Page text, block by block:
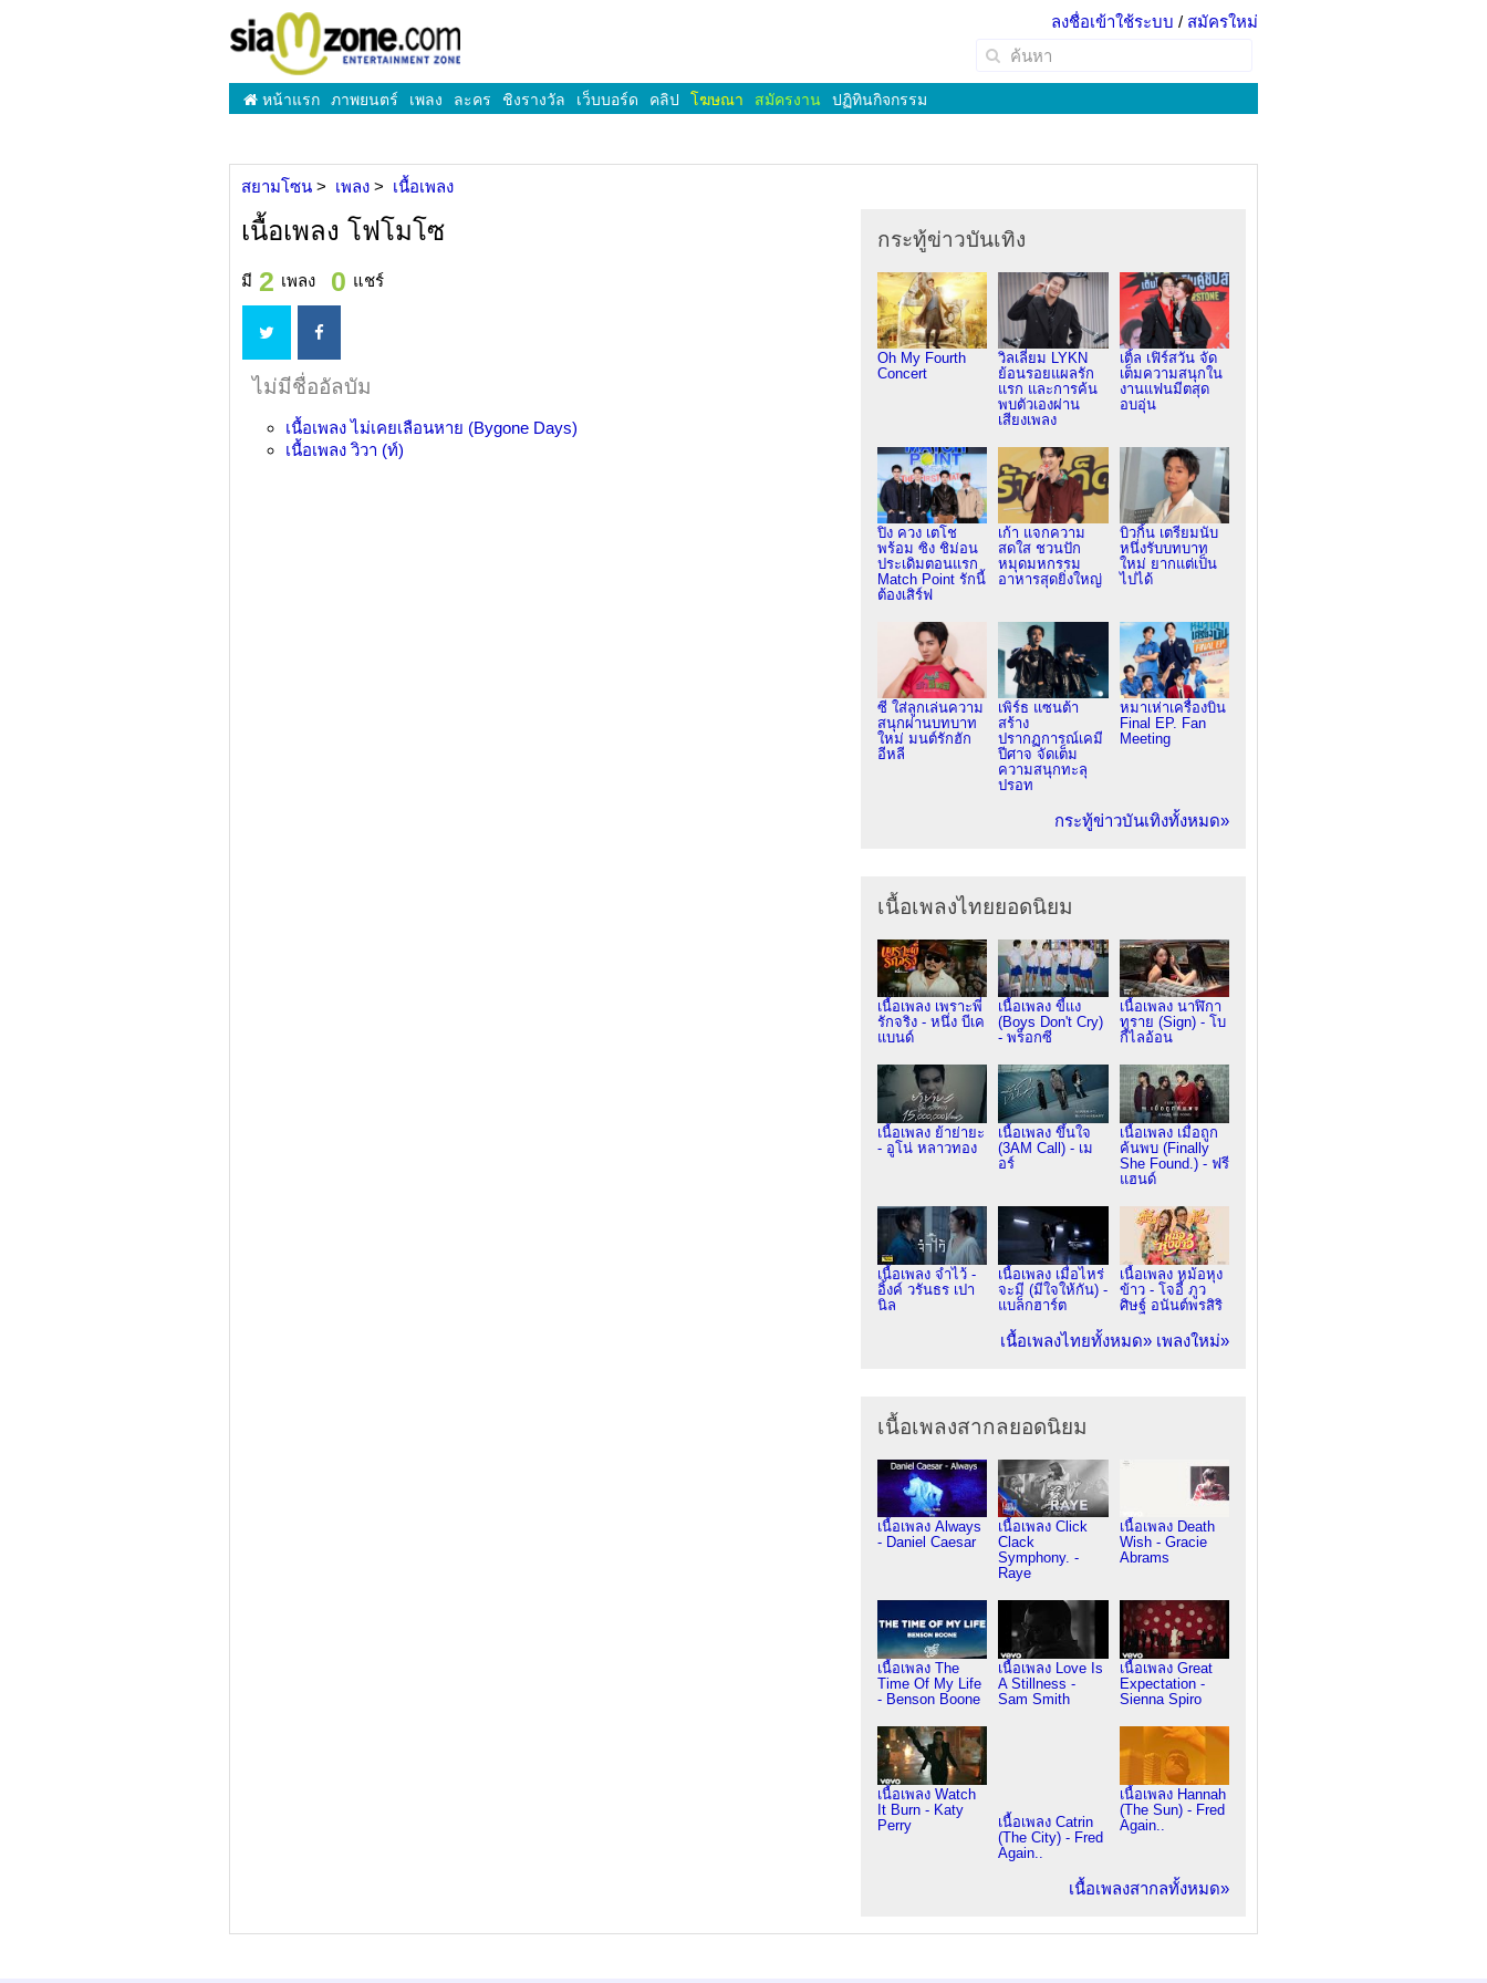
ลงชื่อเข้าใช้ระบบ / สมัครใหม่
หน้าแรก ภาพยนตร์ เพลง ละคร ชิงรางวัล เว็บบอร์ด คลิป โฆษณา สมัครงาน ปฏิทินกิจกรรม
สยามโซน เพลง เนื้อเพลง
เนื้อเพลง โฟโมโซ
มี 2 เพลง 0 แชร์
ไม่มีชื่ออัลบัม
เนื้อเพลงไม่เคยเลือนหาย (Bygone Days)
เนื้อเพลง วิวา (ท์)
กระทู้ข่าวบันเทิง
Oh My Fourth
Concert
วิลเลี่ยม LYKN
ย้อนรอยแผลรัก
แรก และการค้น
พบตัวเองผ่าน
เสียงเพลง
เติ้ล เฟิร์สวัน จัด
เต็มความสนุกใน
งานแฟนมีตสุด
อบอุ่น
ปิง ควง เตโช
พร้อม ซิง ชิม่อน
ประเดิมตอนแรก
Match Point รักนี้
ต้องเสิร์ฟ
เก้า แจกความ
สดใส ชวนปัก
หมุดมหกรรม
อาหารสุดยิ่งใหญ่
บิวกิ้น เตรียมนับ
หนึ่งรับบทบาท
ใหม่ ยากแต่เป็น
ไปได้
ซี ใส่ลูกเล่นความ
สนุกผ่านบทบาท
ใหม่ มนต์รักฮัก
อีหลี
เพิร์ธ แซนต้า
สร้าง
ปรากฏการณ์เคมี
ปีศาจ จัดเต็ม
ความสนุกทะลุ
ปรอท
หมาเห่าเครื่องบิน
Final EP. Fan
Meeting
กระทู้ข่าวบันเทิงทั้งหมด»
เนื้อเพลงไทยยอดนิยม
เนื้อเพลง เพราะพี่
รักจริง - หนึ่ง บีเค
แบนด์
เนื้อเพลง ขี้แง
(Boys Don't Cry)
- พร็อกซี
เนื้อเพลง นาฬิกา
ทราย (Sign) - โบ
กี้ไลอ้อน
เนื้อเพลง ย้าย่ายะ
- อูโน่ หลาวทอง
เนื้อเพลง ขึ้นใจ
(3AM Call) - เม
อร์
เนื้อเพลง เมื่อถูก
ค้นพบ (Finally
She Found.) - ฟรี
แฮนด์
เนื้อเพลง จำไว้ -
อิ้งค์ วรันธร เปา
นิล
เนื้อเพลง เมื่อไหร่
จะมี (มีใจให้กัน) -
แบล็กฮาร์ต
เนื้อเพลง หม้อหุง
ข้าว - โจอี้ ภูว
ศิษฐ์ อนันต์พรสิริ
เนื้อเพลงไทยทั้งหมด» เพลงใหม่»
เนื้อเพลงสากลยอดนิยม
เนื้อเพลง Always
- Daniel Caesar
เนื้อเพลง Click
Clack
Symphony. -
Raye
เนื้อเพลง Death
Wish - Gracie
Abrams
เนื้อเพลง The
Time Of My Life
- Benson Boone
เนื้อเพลง Love Is
A Stillness -
Sam Smith
เนื้อเพลง Great
Expectation -
Sienna Spiro
เนื้อเพลง Watch
It Burn - Katy
Perry
เนื้อเพลง Catrin
(The City) - Fred
Again..
เนื้อเพลง Hannah
(The Sun) - Fred
Again..
เนื้อเพลงสากลทั้งหมด»